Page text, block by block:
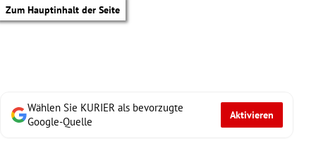
Zum Hauptinhalt der Seite
Wählen Sie KURIER als bevorzugte
Google-Quelle
Aktivieren